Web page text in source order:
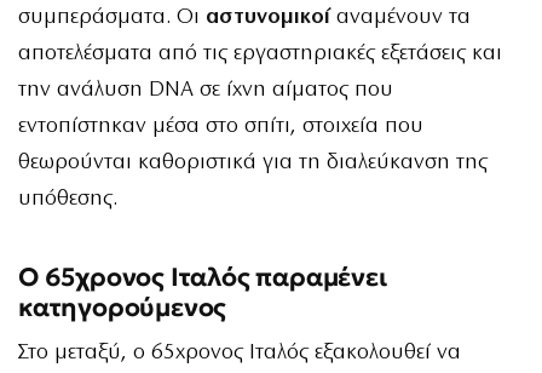
συμπεράσματα. Οι αστυνομικοί αναμένουν τα
αποτελέσματα από τις εργαστηριακές εξετάσεις και
την ανάλυση DNA σε ίχνη αίματος που
εντοπίστηκαν μέσα στο σπίτι, στοιχεία που
θεωρούνται καθοριστικά για τη διαλεύκανση της
υπόθεσης.
Ο 65χρονος Ιταλός παραμένει
κατηγορούμενος
Στο μεταξύ, ο 65χρονος Ιταλός εξακολουθεί να